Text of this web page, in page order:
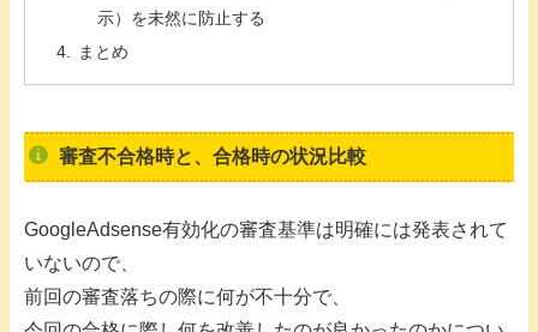
示）を未然に防止する
まとめ
審査不合格時と、合格時の状況比較
GoogleAdsense有効化の審査基準は明確には発表されて
いないので、
前回の審査落ちの際に何が不十分で、